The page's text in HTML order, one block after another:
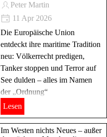
Peter Martin
11 Apr 2026
Die Europäische Union
entdeckt ihre maritime Tradition
neu: Völkerrecht predigen,
Tanker stoppen und Terror auf
See dulden – alles im Namen
der „Ordnung“
Lesen
Im Westen nichts Neues – außer